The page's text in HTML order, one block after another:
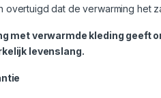
overtuigd dat de verwarming het
met verwarmde kleding geeft
levenslang.